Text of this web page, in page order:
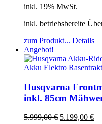
inkl. 19% MwSt.
inkl. betriebsbereite
zum Produkt... Details
Angebot!
Husqvarna
inkl. 85cm
5.999,00€ 5.199,00 €